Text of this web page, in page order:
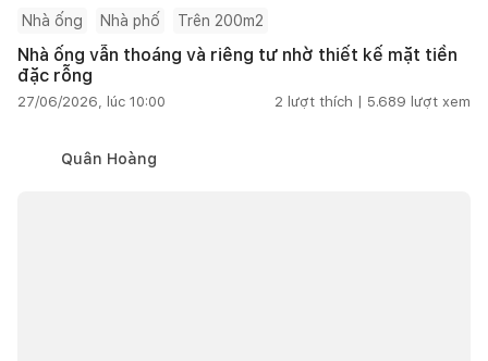
Nhà ống Nhà phố Trên 200m2
Nhà ống vẫn thoáng và riêng tư nhờ thiết kế mặt tiền
đặc rỗng
27/06/2026, lúc 10:00 2 lượt thích | 5.689 lượt xem
Quân Hoàng